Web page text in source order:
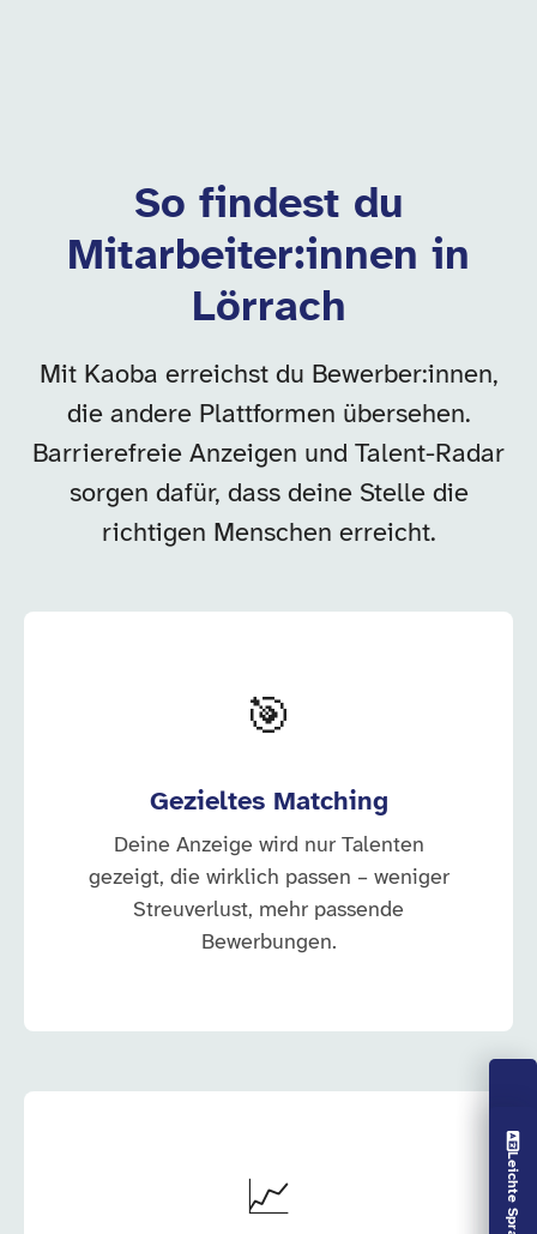
Vorlesen aus
So findest du
Mitarbeiter:innen in
Lörrach
Mit Kaoba erreichst du Bewerber:innen,
die andere Plattformen übersehen.
Barrierefreie Anzeigen und Talent-Radar
sorgen dafür, dass deine Stelle die
richtigen Menschen erreicht.
🎯
Gezieltes Matching
Deine Anzeige wird nur Talenten
gezeigt, die wirklich passen – weniger
Streuverlust, mehr passende
Bewerbungen.
📈